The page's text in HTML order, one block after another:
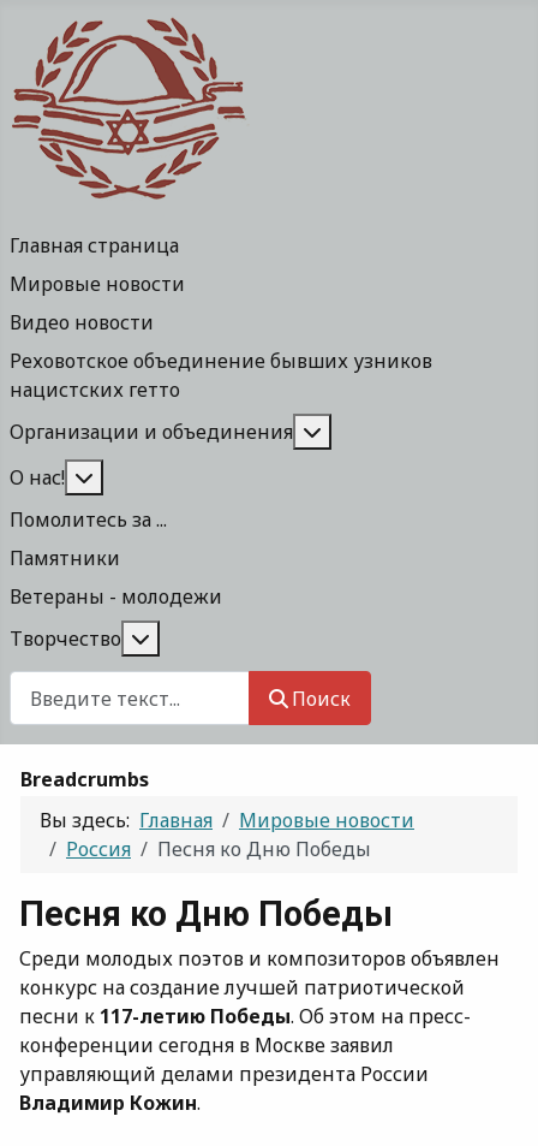
Главная страница
Мировые новости
Видео новости
Реховотское объединение бывших узников
нацистских гетто
Организации и объединения
О нас!
Помолитесь за ...
Памятники
Ветераны - молодежи
Творчество
Поиск
Breadcrumbs
Вы здесь: Главная
Мировые новости
Россия
Песня ко Дню Победы
Песня ко Дню Победы
Среди молодых поэтов и композиторов объявлен
конкурс на создание лучшей патриотической
песни к 117-летию Победы. Об этом на пресс-
конференции сегодня в Москве заявил
управляющий делами президента России
Владимир Кожин.